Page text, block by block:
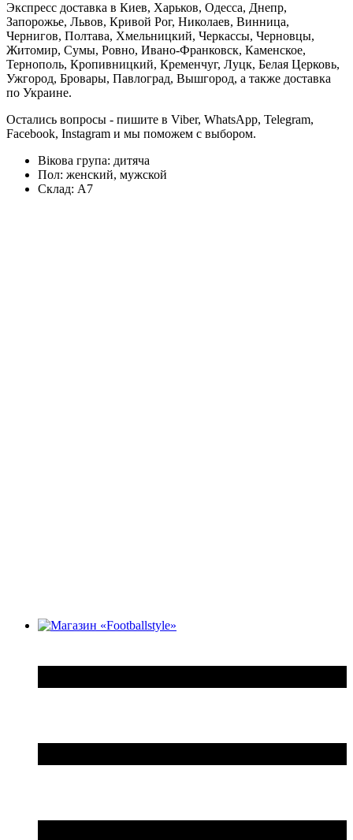
Экспресс доставка в Киев, Харьков, Одесса, Днепр,
Запорожье, Львов, Кривой Рог, Николаев, Винница,
Чернигов, Полтава, Хмельницкий, Черкассы, Черновцы,
Житомир, Сумы, Ровно, Ивано-Франковск, Каменское,
Тернополь, Кропивницкий, Кременчуг, Луцк, Белая Церковь,
Ужгород, Бровары, Павлоград, Вышгород, а также доставка
по Украине.
Остались вопросы - пишите в Viber, WhatsApp, Telegram,
Facebook, Instagram и мы поможем с выбором.
Вікова група: дитяча
Пол: женский, мужской
Склад: А7